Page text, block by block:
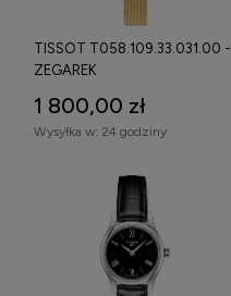
TISSOT T058.109.33.031.00 -
ZEGAREK
1 800,00 zł
Wysyłka w: 24 godziny